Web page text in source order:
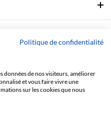
Politique de confidentialité
données de nos visiteurs, améliorer
et vous faire vivre une
sur les cookies que nous